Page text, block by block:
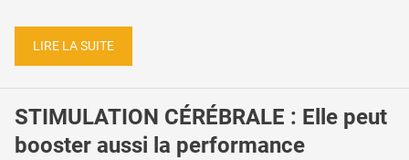
LIRE LA SUITE
STIMULATION CÉRÉBRALE : Elle peut
booster aussi la performance